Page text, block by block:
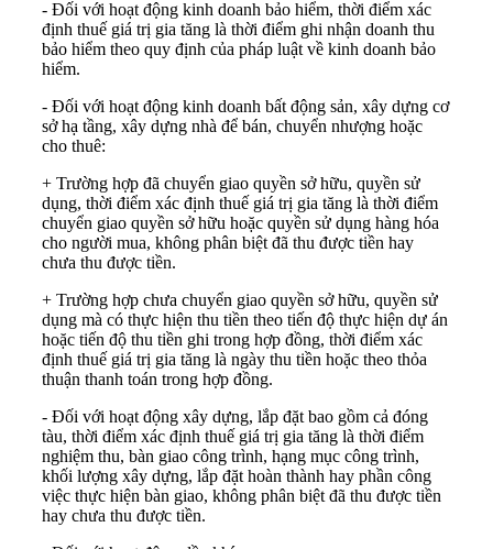
- Đối với hoạt động kinh doanh bảo hiểm, thời điểm xác
định thuế giá trị gia tăng là thời điểm ghi nhận doanh thu
bảo hiểm theo quy định của pháp luật về kinh doanh bảo
hiểm.
- Đối với hoạt động kinh doanh bất động sản, xây dựng cơ
sở hạ tầng, xây dựng nhà để bán, chuyển nhượng hoặc
cho thuê:
+ Trường hợp đã chuyển giao quyền sở hữu, quyền sử
dụng, thời điểm xác định thuế giá trị gia tăng là thời điểm
chuyển giao quyền sở hữu hoặc quyền sử dụng hàng hóa
cho người mua, không phân biệt đã thu được tiền hay
chưa thu được tiền.
+ Trường hợp chưa chuyển giao quyền sở hữu, quyền sử
dụng mà có thực hiện thu tiền theo tiến độ thực hiện dự án
hoặc tiến độ thu tiền ghi trong hợp đồng, thời điểm xác
định thuế giá trị gia tăng là ngày thu tiền hoặc theo thỏa
thuận thanh toán trong hợp đồng.
- Đối với hoạt động xây dựng, lắp đặt bao gồm cả đóng
tàu, thời điểm xác định thuế giá trị gia tăng là thời điểm
nghiệm thu, bàn giao công trình, hạng mục công trình,
khối lượng xây dựng, lắp đặt hoàn thành hay phần công
việc thực hiện bàn giao, không phân biệt đã thu được tiền
hay chưa thu được tiền.